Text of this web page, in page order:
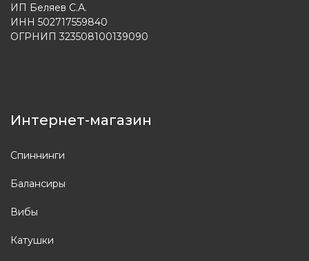
ИП Беляев С.А.
ИНН 502717559840
ОГРНИП 323508100139090
Интернет-магазин
Спиннинги
Балансиры
Вибы
Катушки